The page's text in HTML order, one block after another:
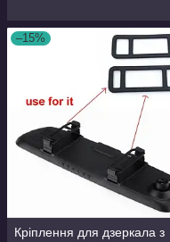
–15%
Кріплення для дзеркала з